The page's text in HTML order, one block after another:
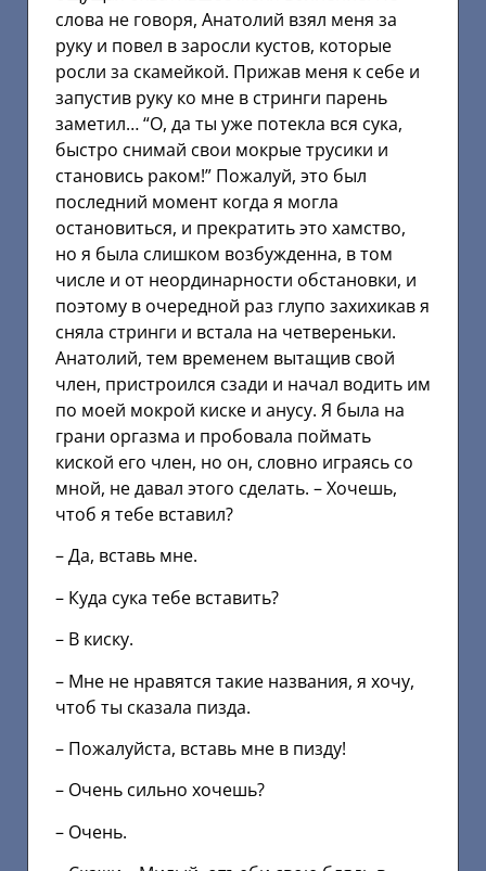
слова не говоря, Анатолий взял меня за
руку и повел в заросли кустов, которые
росли за скамейкой. Прижав меня к себе и
запустив руку ко мне в стринги парень
заметил… “О, да ты уже потекла вся сука,
быстро снимай свои мокрые трусики и
становись раком!” Пожалуй, это был
последний момент когда я могла
остановиться, и прекратить это хамство,
но я была слишком возбужденна, в том
числе и от неординарности обстановки, и
поэтому в очередной раз глупо захихикав я
сняла стринги и встала на четвереньки.
Анатолий, тем временем вытащив свой
член, пристроился сзади и начал водить им
по моей мокрой киске и анусу. Я была на
грани оргазма и пробовала поймать
киской его член, но он, словно играясь со
мной, не давал этого сделать. – Хочешь,
чтоб я тебе вставил?
– Да, вставь мне.
– Куда сука тебе вставить?
– В киску.
– Мне не нравятся такие названия, я хочу,
чтоб ты сказала пизда.
– Пожалуйста, вставь мне в пизду!
– Очень сильно хочешь?
– Очень.